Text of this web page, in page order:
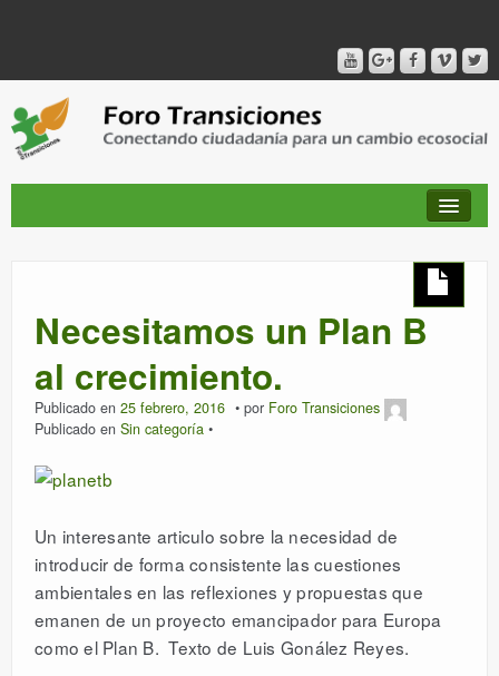
PUBLICACIONES + TIEMPO DE TRANSICIONES
RED AMIG@S DEL FORO
CANAL DE VIDEO
Necesitamos un Plan B
al crecimiento.
Publicado en 25 febrero, 2016 por Foro Transiciones
Publicado en Sin categoría
Un interesante articulo sobre la necesidad de
introducir de forma consistente las cuestiones
ambientales en las reflexiones y propuestas que
emanen de un proyecto emancipador para Europa
como el Plan B. Texto de Luis Gonález Reyes.